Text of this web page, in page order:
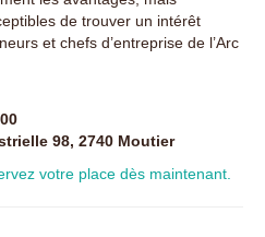
de trouver un intérêt
et chefs d’entreprise de l’Arc
98, 2740 Moutier
votre place dès maintenant.